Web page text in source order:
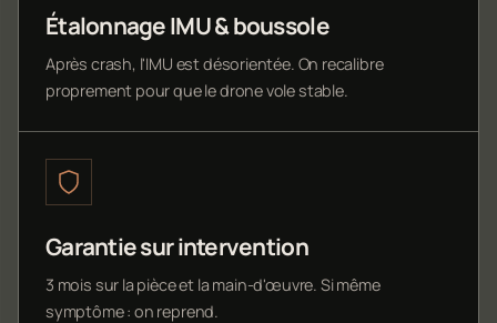
Étalonnage IMU & boussole
Après crash, l'IMU est désorientée. On recalibre
proprement pour que le drone vole stable.
Garantie sur intervention
3 mois sur la pièce et la main-d'œuvre. Si même
symptôme : on reprend.